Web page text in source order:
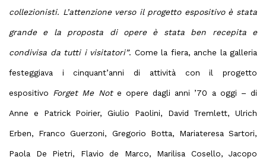
collezionisti. L’attenzione verso il progetto espositivo è stata
grande e la proposta di opere è stata ben recepita e
condivisa da tutti i visitatori”. Come la fiera, anche la galleria
festeggiava i cinquant’anni di attività con il progetto
espositivo Forget Me Note opere dagli anni ’70 a oggi – di
Anne e Patrick Poirier, Giulio Paolini, David Tremlett, Ulrich
Erben, Franco Guerzoni, Gregorio Botta, Mariateresa Sartori,
Paola De Pietri, Flavio de Marco, Marilisa Cosello, Jacopo